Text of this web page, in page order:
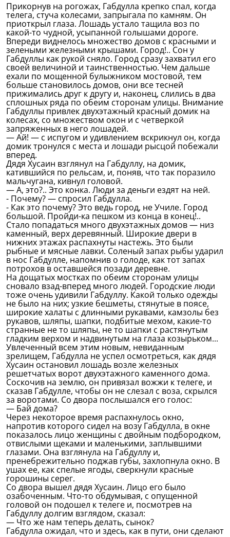
Прикорнув на рогожах, Габдулла крепко спал, когда
телега, стуча колесами, запрыгала по камням. Он
приоткрыл глаза. Лошадь устало тащила воз по
какой-то чудной, усыпанной голышами дороге.
Впереди виднелось множество домов с красными и
зелеными железными крышами. Город!.. Сон у
Габдуллы как рукой сняло. Город сразу захватил его
своей величиной и таинственностью. Чем дальше
ехали по мощенной булыжником мостовой, тем
больше становилось домов, они все тесней
прижимались друг к другу и, наконец, слились в два
сплошных ряда по обеим сторонам улицы. Внимание
Габдуллы привлек двухэтажный красный домик на
колесах, со множеством окон и с четверкой
запряженных в него лошадей.
— Ай! — с испугом и удивлением вскрикнул он, когда
домик тронулся с места и лошади рысцой побежали
вперед.
Дядя Хусаин взглянул на Габдуллу, на домик,
катившийся по рельсам, и, поняв, что так поразило
мальчугана, кивнул головой.
— А, это?.. Это конка. Люди за деньги ездят на ней.
- Почему? — спросил Габдулла.
- Как это почему? Это ведь город, не Училе. Город
большой. Пройди-ка пешком из конца в конец!..
Стало попадаться много двухэтажных домов — низ
каменный, верх деревянный. Широкие двери в
нижних этажах распахнуты настежь. Это были
рыбные и мясные лавки. Соленый запах рыбы ударил
в нос Габдулле, напомнив о голоде, как тот запах
потрохов в оставшейся позади деревне.
На дощатых мостках по обеим сторонам улицы
сновало взад-вперед много людей. Городские люди
тоже очень удивили Габдуллу. Какой только одежды
не было на них; узкие бешметы, стянутые в поясе,
широкие халаты с длинными рукавами, камзолы без
рукавов, шляпы, шапки, подбитые мехом, какие-то
странные не то шляпы, не то шапки с растянутым
гладким верхом и надвинутым на глаза козырьком...
Увлеченный всем этим новым, невиданным
зрелищем, Габдулла не успел осмотреться, как дядя
Хусаин остановил лошадь возле железных
решетчатых ворот двухэтажного каменного дома.
Соскочив на землю, он привязал вожжи к телеге, и
сказав Габдулле, чтобы он не слезал с воза, скрылся
за воротами. Со двора послышался его голос:
— Бай дома?
Через некоторое время распахнулось окно,
напротив которого сидел на возу Габдулла, в окне
показалось лицо женщины с двойным подбородком,
отвислыми щеками и маленькими, заплывшими
глазами. Она взглянула на Габдуллу и,
пренебрежительно поджав губы, захлопнула окно. В
ушах ее, как спелые ягоды, сверкнули красные
горошины серег.
Со двора вышел дядя Хусаин. Лицо его было
озабоченным. Что-то обдумывая, с опущенной
головой он подошел к телеге и, посмотрев на
Габдуллу долгим взглядом, сказал:
— Что же нам теперь делать, сынок?
Габдулла ожидал, что и здесь, как в пути, они сделают